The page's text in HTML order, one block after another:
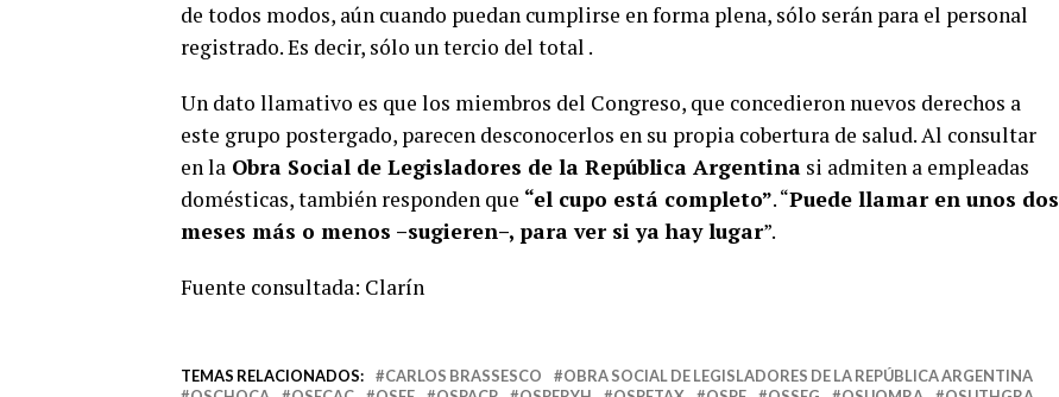
de todos modos, aún cuando puedan cumplirse en forma plena, sólo serán para el personal
registrado. Es decir, sólo un tercio del total .
Un dato llamativo es que los miembros del Congreso, que concedieron nuevos derechos a
este grupo postergado, parecen desconocerlos en su propia cobertura de salud. Al consultar
en la Obra Social de Legisladores de la República Argentina si admiten a empleadas
domésticas, también responden que “el cupo está completo”. “Puede llamar en unos dos
meses más o menos –sugieren–, para ver si ya hay lugar”.
Fuente consultada: Clarín
TEMAS RELACIONADOS: CARLOS BRASSESCO
OBRA SOCIAL DE LEGISLADORES DE LA REPÚBLICA ARGENTINA